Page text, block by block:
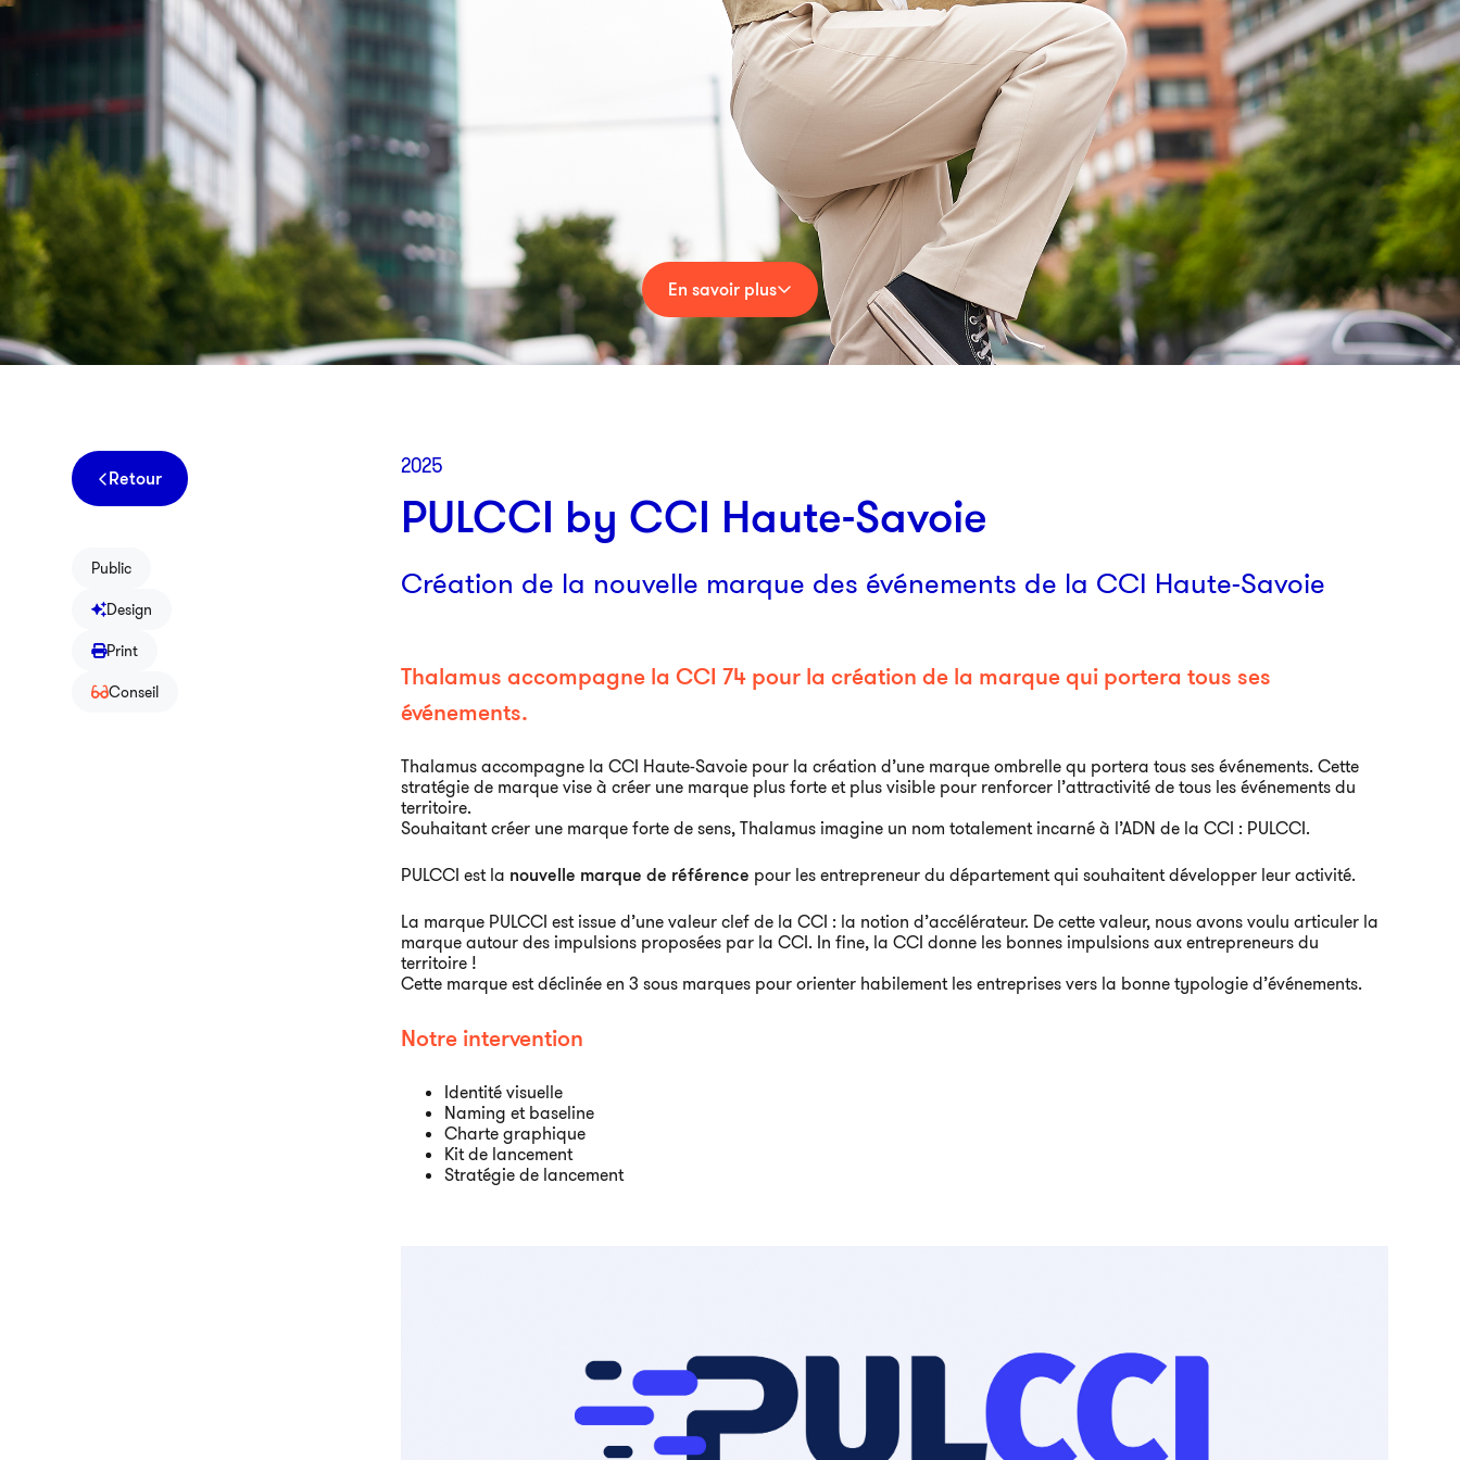
En savoir plus
Retour
Public
Design
Print
Conseil
2025
PULCCI by CCI Haute-Savoie
Création de la nouvelle marque des événements de la CCI Haute-Savoie
Thalamus accompagne la CCI 74 pour la création de la marque qui portera tous ses
événements.
Thalamus accompagne la CCI Haute-Savoie pour la création d’une marque ombrelle qu portera tous ses événements. Cette
stratégie de marque vise à créer une marque plus forte et plus visible pour renforcer l’attractivité de tous les événements du
territoire.
Souhaitant créer une marque forte de sens, Thalamus imagine un nom totalement incarné à l’ADN de la CCI : PULCCI.
PULCCI est la nouvelle marque de référence pour les entrepreneur du département qui souhaitent développer leur activité.
La marque PULCCI est issue d’une valeur clef de la CCI : la notion d’accélérateur. De cette valeur, nous avons voulu articuler la
marque autour des impulsions proposées par la CCI. In fine, la CCI donne les bonnes impulsions aux entrepreneurs du
territoire !
Cette marque est déclinée en 3 sous marques pour orienter habilement les entreprises vers la bonne typologie d’événements.
Notre intervention
Identité visuelle
Naming et baseline
Charte graphique
Kit de lancement
Stratégie de lancement